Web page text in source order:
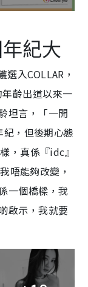
紀大
入COLLAR，
齡出道以來一
坦言，「一開
，但後期心態
，真係『idc』
唔能夠改變，
一個橋樑，我
啟示，我就要